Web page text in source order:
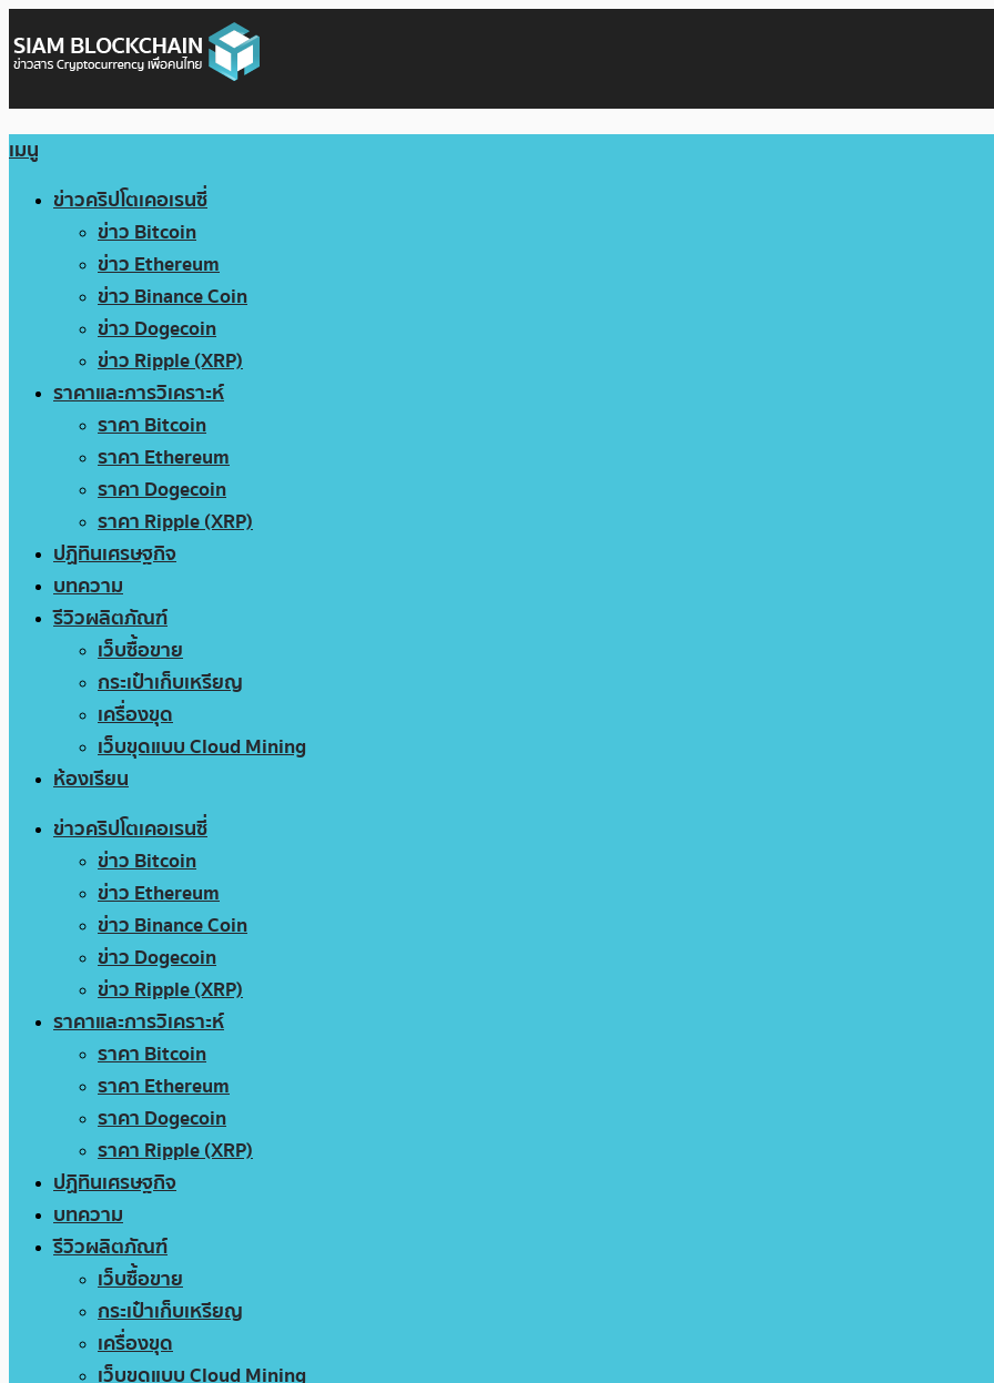
เมนู
ข่าวคริปโตเคอเรนซี่
ข่าว Bitcoin
ข่าว Ethereum
ข่าว Binance Coin
ข่าว Dogecoin
ข่าว Ripple (XRP)
ราคาและการวิเคราะห์
ราคา Bitcoin
ราคา Ethereum
ราคา Dogecoin
ราคา Ripple (XRP)
ปฏิทินเศรษฐกิจ
บทความ
รีวิวผลิตภัณฑ์
เว็บซื้อขาย
กระเป๋าเก็บเหรียญ
เครื่องขุด
เว็บขุดแบบ Cloud Mining
ห้องเรียน
ข่าวคริปโตเคอเรนซี่
ข่าว Bitcoin
ข่าว Ethereum
ข่าว Binance Coin
ข่าว Dogecoin
ข่าว Ripple (XRP)
ราคาและการวิเคราะห์
ราคา Bitcoin
ราคา Ethereum
ราคา Dogecoin
ราคา Ripple (XRP)
ปฏิทินเศรษฐกิจ
บทความ
รีวิวผลิตภัณฑ์
เว็บซื้อขาย
กระเป๋าเก็บเหรียญ
เครื่องขุด
เว็บขุดแบบ Cloud Mining